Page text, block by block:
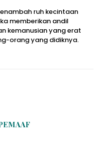
ruh kecintaan
memberikan andil
kemanusian yang erat
orang yang didiknya.